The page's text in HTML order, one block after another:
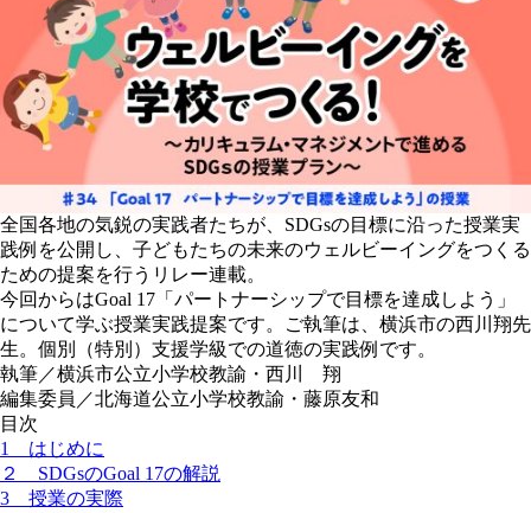
全国各地の気鋭の実践者たちが、SDGsの目標に沿った授業実
践例を公開し、子どもたちの未来のウェルビーイングをつくる
ための提案を行うリレー連載。
今回からはGoal 17「パートナーシップで目標を達成しよう」
について学ぶ授業実践提案です。ご執筆は、横浜市の西川翔先
生。個別（特別）支援学級での道徳の実践例です。
執筆／横浜市公立小学校教諭・西川 翔
編集委員／北海道公立小学校教諭・藤原友和
目次
1 はじめに
２ SDGsのGoal 17の解説
3 授業の実際